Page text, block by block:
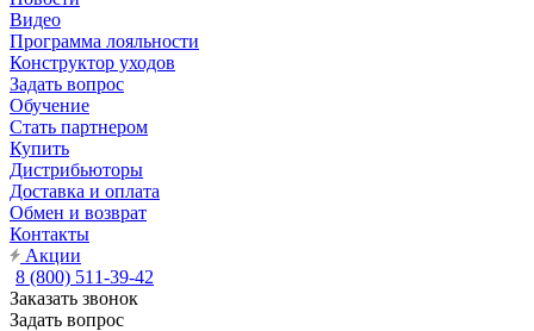
Видео
Программа лояльности
Конструктор уходов
Задать вопрос
Обучение
Стать партнером
Купить
Дистрибьюторы
Доставка и оплата
Обмен и возврат
Контакты
Акции
8 (800) 511-39-42
Заказать звонок
Задать вопрос